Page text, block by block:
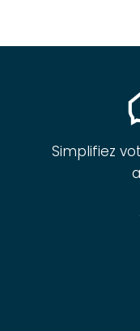
Simplifiez